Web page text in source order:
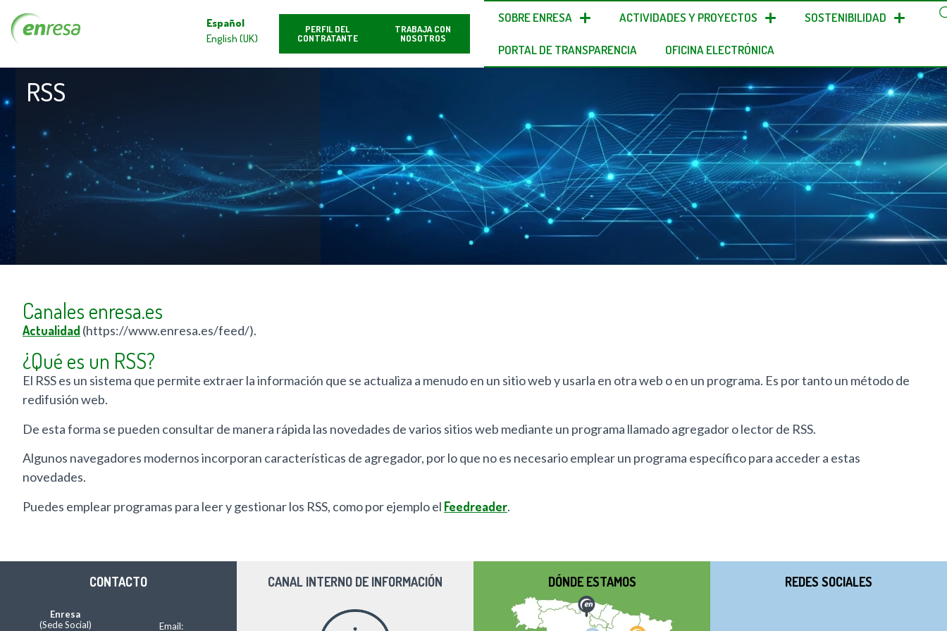
Español
English (UK)
PERFIL DEL
CONTRATANTE
TRABAJA CON
NOSOTROS
SOBRE ENRESA ACTIVIDADES Y PROYECTOS SOSTENIBILIDAD
PORTAL DE TRANSPARENCIA OFICINA ELECTRÓNICA
RSS
Canales enresa.es
Actualidad (https://www.enresa.es/feed/).
¿Qué es un RSS?
El RSS es un sistema que permite extraer la información que se actualiza a menudo en un sitio web y usarla en otra web o en un programa. Es por tanto un método de
redifusión web.
De esta forma se pueden consultar de manera rápida las novedades de varios sitios web mediante un programa llamado agregador o lector de RSS.
Algunos navegadores modernos incorporan características de agregador, por lo que no es necesario emplear un programa específico para acceder a estas
novedades.
Puedes emplear programas para leer y gestionar los RSS, como por ejemplo el Feedreader.
CONTACTO
Enresa
(Sede Social)
Email:
CANAL INTERNO DE INFORMACIÓN DÓNDE ESTAMOS REDES SOCIALES